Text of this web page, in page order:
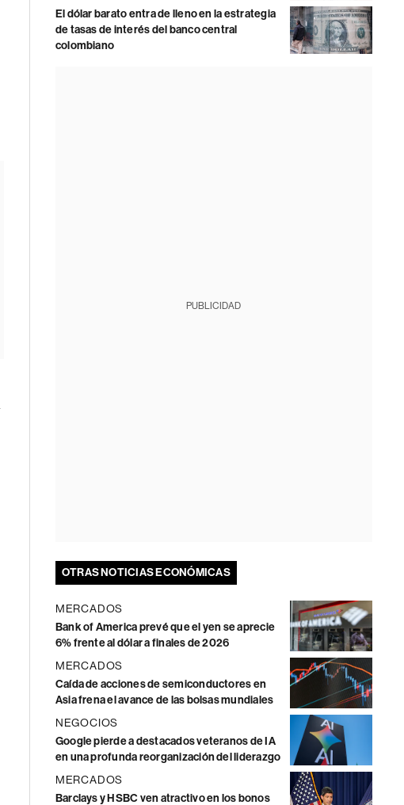
El dólar barato entra de lleno en la estrategia
de tasas de interés del banco central
colombiano
PUBLICIDAD
OTRAS NOTICIAS ECONÓMICAS
MERCADOS
Bank of America prevé que el yen se aprecie
6% frente al dólar a finales de 2026
MERCADOS
Caída de acciones de semiconductores en
Asia frena el avance de las bolsas mundiales
NEGOCIOS
Google pierde a destacados veteranos de IA
en una profunda reorganización del liderazgo
MERCADOS
Barclays y HSBC ven atractivo en los bonos